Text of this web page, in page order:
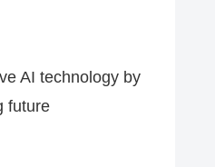
AI technology by
future